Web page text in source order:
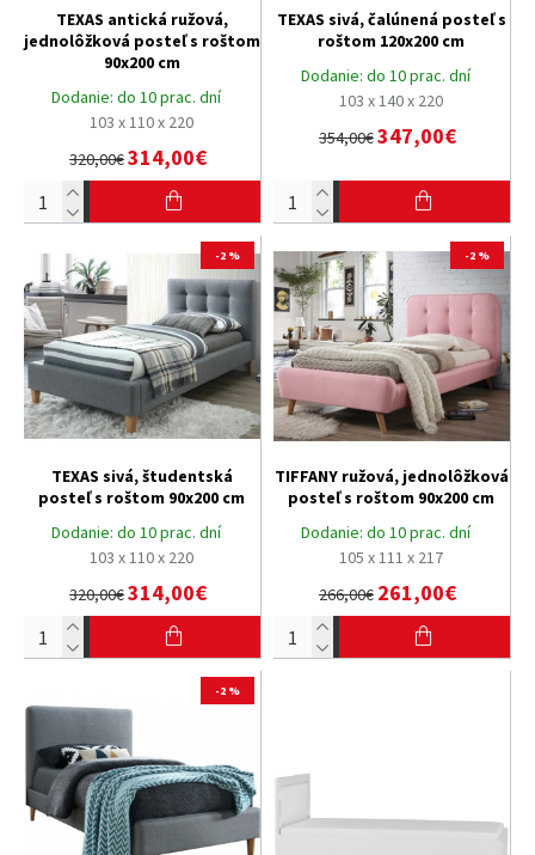
Dodanie: do 10 prac. dní
103 x 110 x 220
TEXAS antická ružová,
jednolôžková posteľ s roštom
90x200 cm
320,00€314,00€
Dodanie: do 10 prac. dní
103 x 140 x 220
TEXAS sivá, čalúnená posteľ s
roštom 120x200 cm
354,00€347,00€
-2 %
Dodanie: do 10 prac. dní
103 x 110 x 220
TEXAS sivá, študentská
posteľ s roštom 90x200 cm
320,00€314,00€
-2 %
Dodanie: do 10 prac. dní
105 x 111 x 217
TIFFANY ružová, jednolôžková
posteľ s roštom 90x200 cm
266,00€ 261,00€
-2 %